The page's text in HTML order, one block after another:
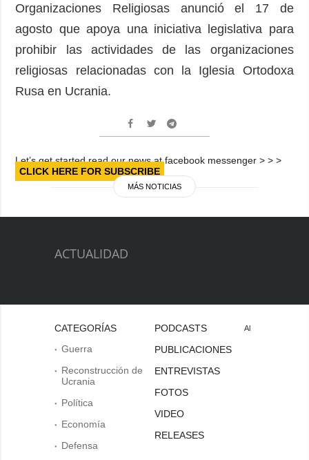
Organizaciones Religiosas anunció el 17 de
agosto que apoya una iniciativa legislativa para
prohibir las actividades de las organizaciones
religiosas relacionadas con la Iglesia Ortodoxa
Rusa en Ucrania.
Let’s get started read our news at facebook messenger > > >
CLICK HERE FOR SUBSCRIBE
MÁS NOTICIAS
ACTUALIDAD
CATEGORÍAS
Guerra
Reconstrucción de
Ucrania
Política
Economía
Defensa
PODCASTS
PUBLICACIONES
ENTREVISTAS
FOTOS
VIDEO
RELEASES
Al